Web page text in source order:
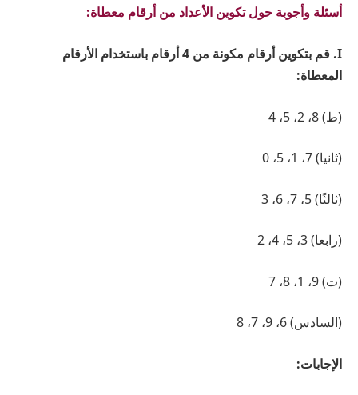
أسئلة وأجوبة حول تكوين الأعداد من أرقام معطاة:
I. قم بتكوين أرقام مكونة من 4 أرقام باستخدام الأرقام
المعطاة:
(ط) 8، 2، 5، 4
(ثانيا) 7، 1، 5، 0
(ثالثًا) 5، 7، 6، 3
(رابعا) 3، 5، 4، 2
(ت) 9، 1، 8، 7
(السادس) 6، 9، 7، 8
الإجابات: